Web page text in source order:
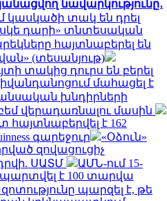
նավարկությունը․
կասկածի տակ են դրել
դարի» տնտեսական
հայտնաբերել են
(տեսանյութ)
տակից դուրս են բերել
մահացել է
խնդիրների
վերադառնալու մասին
է 162
գարեջուր
«Օձուն»
զովացուցիչ
ՍԱՏՄ
ԱՄՆ-ում 15-
է 100 տարվա
պարզել է, թե